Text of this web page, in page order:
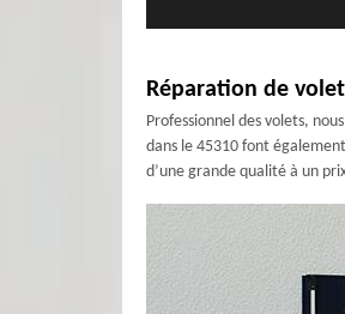
Réparation de
Professionnel des volets,
dans le 45310 font
d’une grande qualité à un